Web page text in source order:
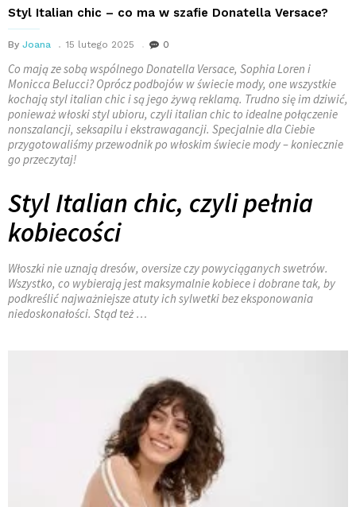
Styl Italian chic – co ma w szafie Donatella Versace?
By Joana 15 lutego 2025 0
Co mają ze sobą wspólnego Donatella Versace, Sophia Loren i
Monicca Belucci? Oprócz podbojów w świecie mody, one wszystkie
kochają styl italian chic i są jego żywą reklamą. Trudno się im dziwić,
ponieważ włoski styl ubioru, czyli italian chic to idealne połączenie
nonszalancji, seksapilu i ekstrawagancji. Specjalnie dla Ciebie
przygotowaliśmy przewodnik po włoskim świecie mody – koniecznie
go przeczytaj!
Styl Italian chic, czyli pełnia
kobiecości
Włoszki nie uznają dresów, oversize czy powyciąganych swetrów.
Wszystko, co wybierają jest maksymalnie kobiece i dobrane tak, by
podkreślić najważniejsze atuty ich sylwetki bez eksponowania
niedoskonałości. Stąd też…